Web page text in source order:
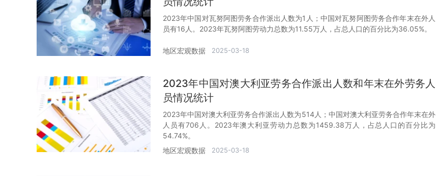
2023年中国对瓦努阿图劳务合作派出人数为1人；中国对瓦努阿图劳务合作年末在外人
员有16人。2023年瓦努阿图劳动力总数为11.55万人，占总人口的百分比为36.05%。
地区宏观数据 2025-03-18
2023年中国对澳大利亚劳务合作派出人数和年末在外劳务人
员情况统计
2023年中国对澳大利亚劳务合作派出人数为514人；中国对澳大利亚劳务合作年末在外
人员有706人。2023年澳大利亚劳动力总数为1459.38万人，占总人口的百分比为
54.74%。
地区宏观数据
2025-03-18